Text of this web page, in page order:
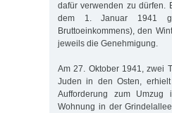
dafür verwenden zu dürfen.
dem 1. Januar 1941
Bruttoeinkommens), den
jeweils die Genehmigung.
Am 27. Oktober 1941, zwei
Juden in den Osten,
Aufforderung zum
Wohnung in der